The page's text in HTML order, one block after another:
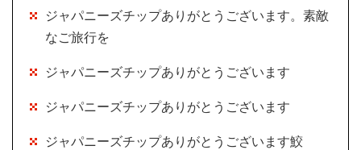
ジャパニーズチップありがとうございます。素敵
なご旅行を
ジャパニーズチップありがとうございます
ジャパニーズチップありがとうございます
ジャパニーズチップありがとうございます鮫